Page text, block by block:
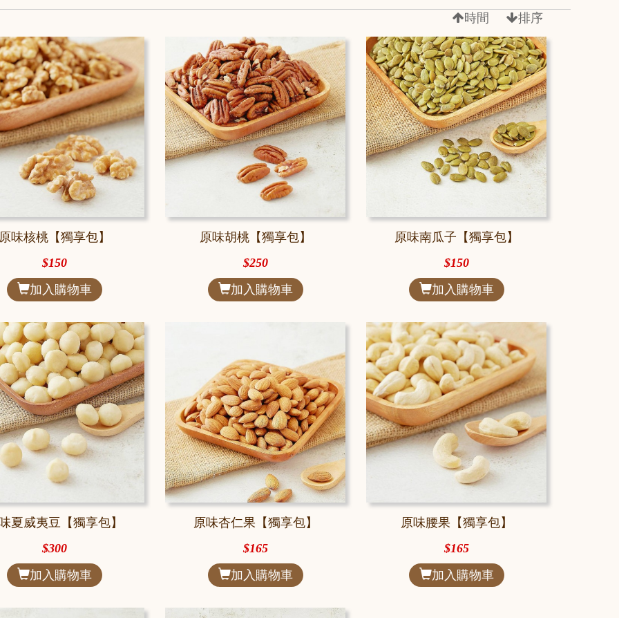
時間 排序
味核桃【獨享包】
$150
加入購物車
原味胡桃【獨享包】
$250
加入購物車
原味南瓜子【獨享包】
$150
加入購物車
夏威夷豆【獨享包】
$300
加入購物車
原味杏仁果【獨享包】
$165
加入購物車
原味腰果【獨享包】
$165
加入購物車